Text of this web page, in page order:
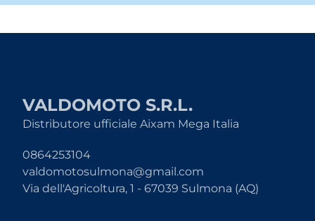
VALDOMOTO S.R.L.
Distributore ufficiale Aixam Mega Italia
0864253104
valdomotosulmona@gmail.com
Via dell'Agricoltura, 1 - 67039 Sulmona (AQ)